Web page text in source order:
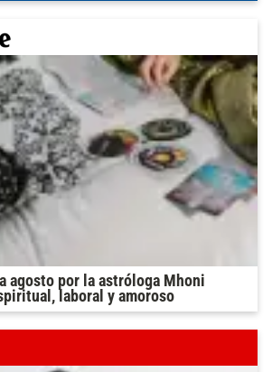
agosto por la astróloga Mhoni
laboral y amoroso